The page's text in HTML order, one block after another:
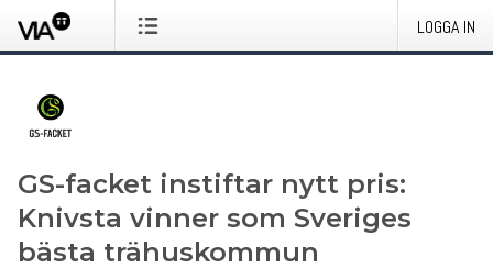
LOGGA IN
GS-facket instiftar nytt pris:
Knivsta vinner som Sveriges
bästa trähuskommun